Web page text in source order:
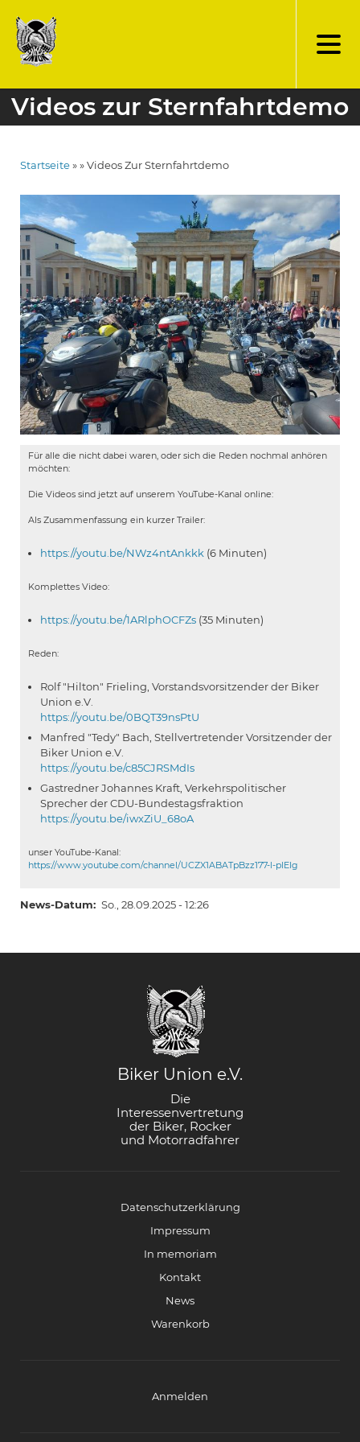
zum
Inhalt
Videos zur Sternfahrtdemo
Startseite Videos Zur Sternfahrtdemo
Für alle die nicht dabei waren, oder sich die Reden nochmal anhören
möchten:
Die Videos sind jetzt auf unserem YouTube-Kanal online:
Als Zusammenfassung ein kurzer Trailer:
https://youtu.be/NWz4ntAnkkk (6 Minuten)
Komplettes Video:
https://youtu.be/1ARlphOCFZs (35 Minuten)
Reden:
Rolf "Hilton" Frieling, Vorstandsvorsitzender der Biker
Union e.V.
https://youtu.be/0BQT39nsPtU
Manfred "Tedy" Bach, Stellvertretender Vorsitzender der
Biker Union e.V.
https://youtu.be/c85CJRSMdIs
Gastredner Johannes Kraft, Verkehrspolitischer
Sprecher der CDU-Bundestagsfraktion
https://youtu.be/iwxZiU_68oA
unser YouTube-Kanal:
https://www.youtube.com/channel/UCZX1ABATpBzz177-l-pIEIg
News-Datum So., 28.09.2025 - 12:26
Biker Union e.V.
Die
Interessenvertretung
der Biker, Rocker
und Motorradfahrer
Datenschutzerklärung
Impressum
In memoriam
Kontakt
News
Warenkorb
Anmelden